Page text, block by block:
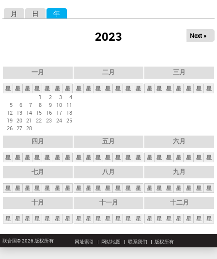
月 日 年
2023 Next »
一月
星 星 星 星 星 星
星
1
2 3
4
5
6 7 8 9 10
11
12 13 14 15 16 17
18
19 20 21 22 23 24 25
26 27 28
二月
星 星 星 星 星 星 星
三月
星 星 星 星 星 星 星
四月
星 星 星 星 星 星 星
五月
星 星 星 星 星 星 星
六月
星 星 星 星 星 星 星
七月
星 星 星 星 星 星 星
八月
星 星 星 星 星 星 星
九月
星 星 星 星 星 星 星
十月
星 星 星 星 星 星 星
十一月
星 星 星 星 星 星 星
十二月
星 星 星 星 星 星 星
联合国© 2026 版权所有 网址索引 网站地图 联系我们 版权所有